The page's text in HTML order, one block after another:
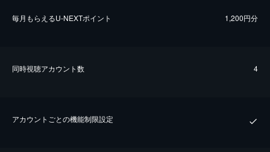
毎⽉もらえるU-NEXTポイント 1,200円分
同時視聴アカウント数 4
アカウントごとの機能制限設定